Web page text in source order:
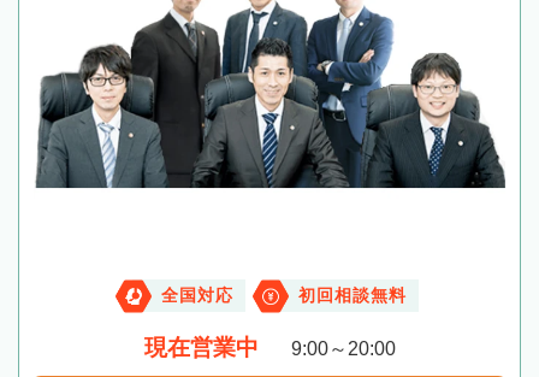
全国対応 初回相談無料
現在営業中 9:00～20:00